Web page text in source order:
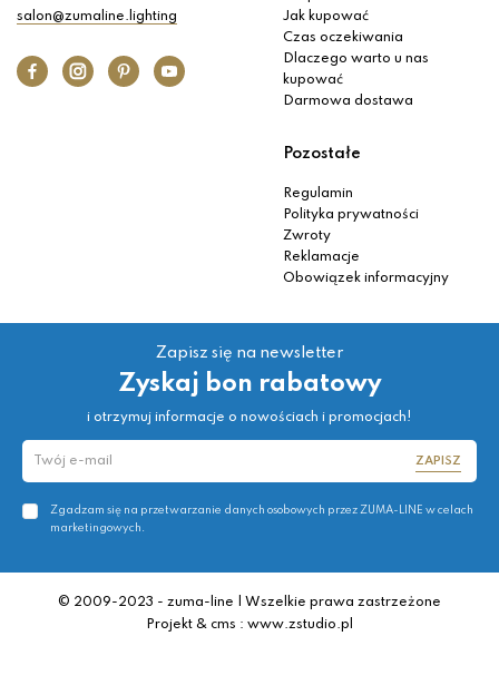
salon@zumaline.lighting
Jak kupować
Czas oczekiwania
Dlaczego warto u nas
kupować
Darmowa dostawa
Pozostałe
Regulamin
Polityka prywatności
Zwroty
Reklamacje
Obowiązek informacyjny
Zapisz się na newsletter
Zyskaj bon rabatowy
i otrzymuj informacje o nowościach i promocjach!
ZAPISZ
Zgadzam się na przetwarzanie danych osobowych przez ZUMA-LINE w celach
marketingowych.
© 2009-2023 - zuma-line | Wszelkie prawa zastrzeżone
Projekt & cms : www.zstudio.pl